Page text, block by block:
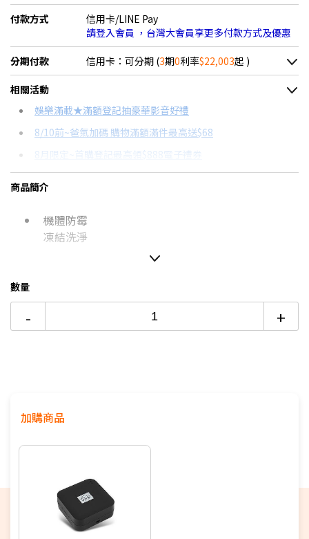
付款方式
信用卡/LINE Pay
請登入會員 ，台灣大會員享更多付款方式及優惠
分期付款 信用卡：可分期 (3期0利率$22,003起 )
＊實際可分期數、適用利率，請以購物車顯示為主
信用卡分期
分期數
12期
每期金額 配合銀行/業者
相關活動
娛樂滿載★滿額登記抽豪華影音好禮
8/10前~爸氣加碼 購物滿額滿件最高送$68
8月限定~首購登記最高領$888電子禮券
台灣大哥大Open Possible聯名卡滿額最高回饋25%
熱銷冷氣機推薦→點我看達人教你買
冷氣挑選教學→點我看達人教你買
商品簡介
機體防霉
凍結洗淨
100元/樓。
價格包含【標準安裝】+【舊機回收】
※如商品標題掛有【預購】字樣，都將依照預購日
偏遠地區及外島不送！
若您同意以上約定事項再行下單，謝謝。
優惠價格，恕不參加原廠贈品活動。(回函贈除外)
數量
- +
加購商品